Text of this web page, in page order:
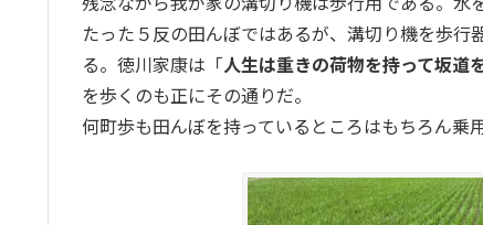
たった５反の田んぼではあるが、溝切り機を歩
る。徳川家康は「人生は重きの荷物を持って坂道
を歩くのも正にその通りだ。
何町歩も田んぼを持っているところはもちろん乗